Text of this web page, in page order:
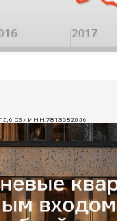
5,6 СЗ» ИНН:7813682056